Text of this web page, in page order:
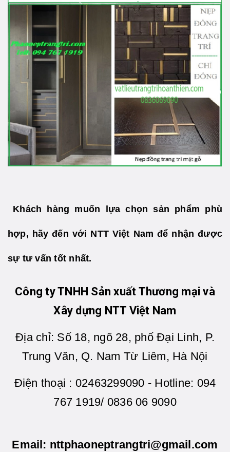
Khách hàng muốn lựa chọn sản phẩm phù
hợp, hãy đến với NTT Việt Nam để nhận được
sự tư vấn tốt nhất.
Công ty TNHH Sản xuất Thương mại và
Xây dựng NTT Việt Nam
Địa chỉ: Số 18, ngõ 28, phố Đại Linh, P.
Trung Văn, Q. Nam Từ Liêm, Hà Nội
Điện thoại : 02463299090 - Hotline: 094
767 1919/ 0836 06 9090
Email: nttphaoneptrangtri@gmail.com